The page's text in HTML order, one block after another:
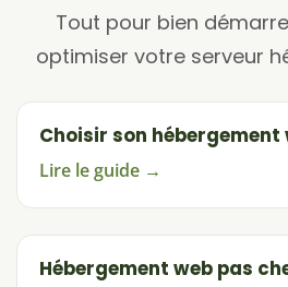
Tout pour bien
optimiser votre serveur
Choisir son hébergement
Lire le guide →
Hébergement web pas